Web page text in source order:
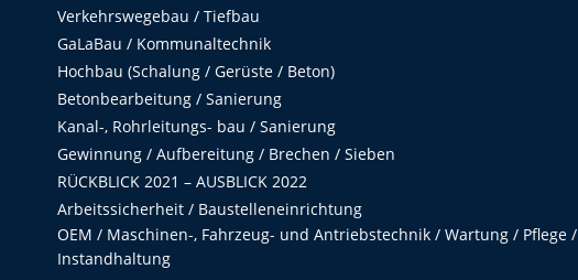
Verkehrswegebau / Tiefbau
GaLaBau / Kommunaltechnik
Hochbau (Schalung / Gerüste / Beton)
Betonbearbeitung / Sanierung
Kanal-, Rohrleitungs- bau / Sanierung
Gewinnung / Aufbereitung / Brechen / Sieben
RÜCKBLICK 2021 – AUSBLICK 2022
Arbeitssicherheit / Baustelleneinrichtung
OEM / Maschinen-, Fahrzeug- und Antriebstechnik / Wartung / Pflege /
Instandhaltung